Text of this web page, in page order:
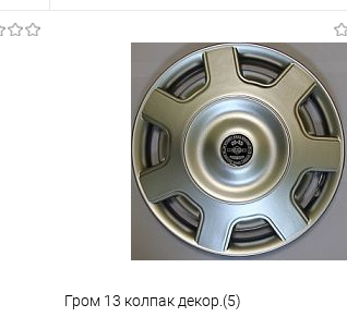
В корзину
Купить в 1 клик Сравнение
В избранное В наличии
Гром 13 колпак декор.(5)